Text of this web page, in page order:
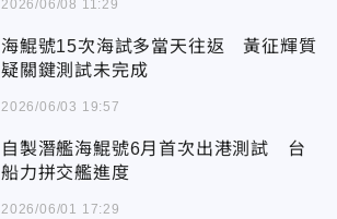
2026/06/08 11:29
海鯤號15次海試多當天往返 黃征輝質
疑關鍵測試未完成
2026/06/03 19:57
自製潛艦海鯤號6月首次出港測試 台
船力拼交艦進度
2026/06/01 17:29